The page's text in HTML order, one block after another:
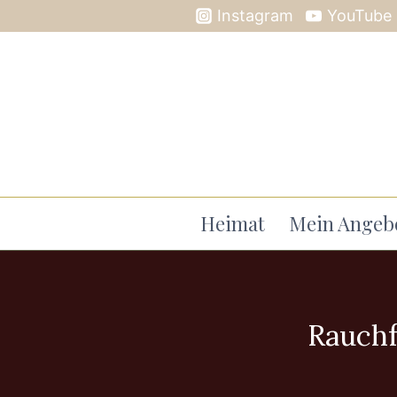
Instagram YouTube
Heimat Mein